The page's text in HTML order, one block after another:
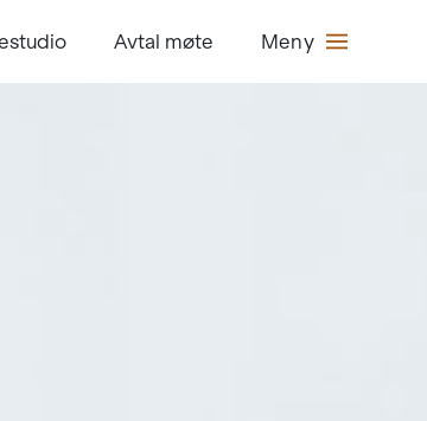
Avtal møte Meny